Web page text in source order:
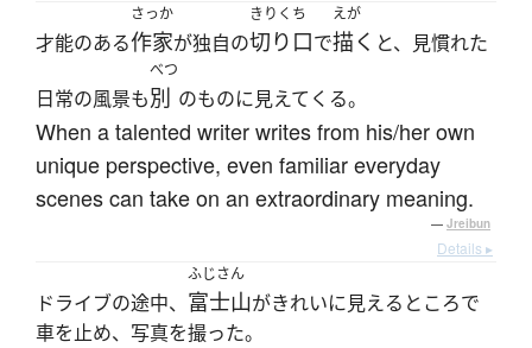
才能のある
さっか
作家が独自の
きりくち
切り口で
えが
描く と、見慣れた
日常の風景も
べつ
別 のものに見えてくる。
When a talented writer writes from his/her own
unique perspective, even familiar everyday
scenes can take on an extraordinary meaning.
— Jreibun
Details ▸
ドライブの途中、
ふじさん
富士山がきれいに見えるところで
車を止め、写真を撮った。